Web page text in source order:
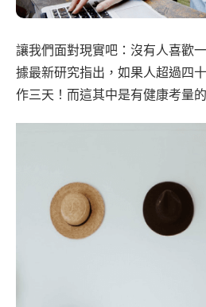
讓我們面對現實吧：沒有人喜歡
據最新研究指出，如果人超過四
作三天！而這其中是有健康考量的